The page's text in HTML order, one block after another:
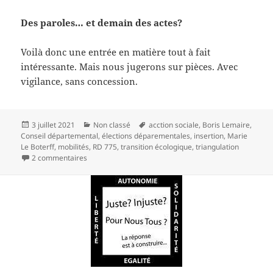
Des paroles… et demain des actes?
Voilà donc une entrée en matière tout à fait
intéressante. Mais nous jugerons sur pièces. Avec
vigilance, sans concession.
Publié
le
3 juillet 2021 Catégories
Non classé
Mots-
clés
acction sociale, Boris Lemaire,
Conseil départemental,élections déparementales, insertion, Marie
Le Boterff, mobilités, RD 775,transition écologique,triangulation
2 commentaires